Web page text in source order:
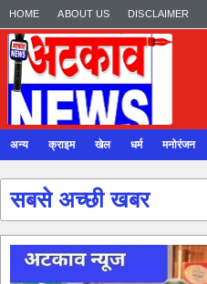
HOME ABOUT US DISCLAIMER
अन्य क्राइम खेल धर्म मनोरंजन
सबसे अच्छी खबर